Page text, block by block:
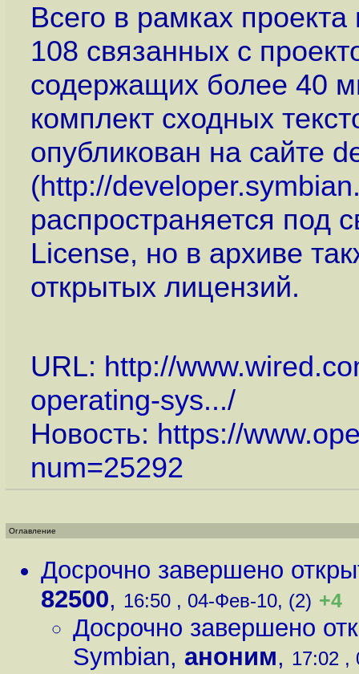
Всего в рамках
108 связанных с
содержащих более 40
комплект сходных
опубликован на сайте
(http://
распространяется под
License, но в архиве
открытых лицензий.
URL: http://
operating-sys.../
Новость: https://
num=25292
Оглавление
Досрочно завершено
82500, 16:50 , 04-Фев-10, (2) +4
Досрочно завершено
Symbian, аноним, 17:02 ,